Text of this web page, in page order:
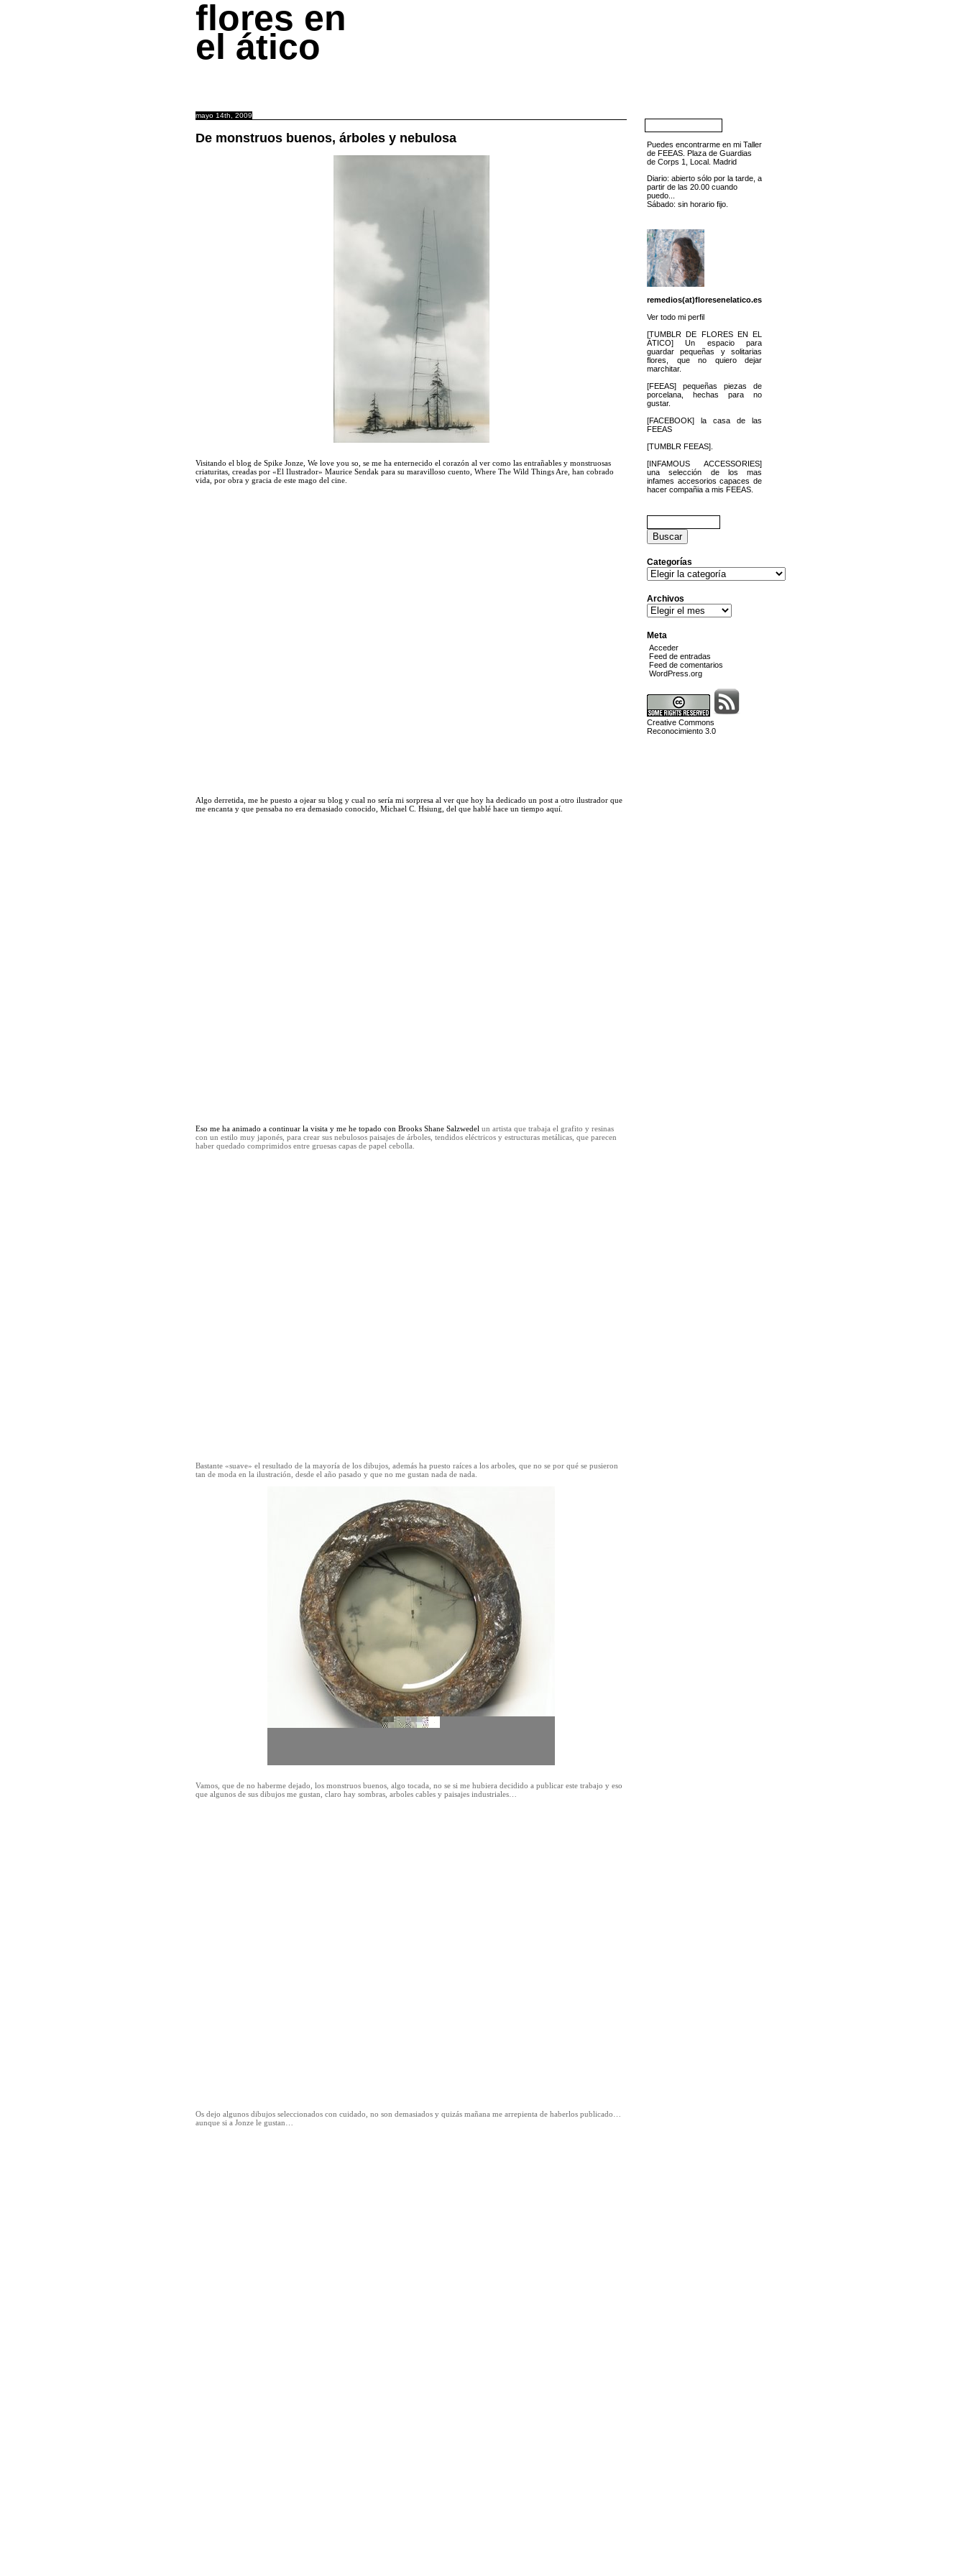
flores en
el ático
mayo 14th, 2009
De monstruos buenos, árboles y nebulosa
Visitando el blog de Spike Jonze We love you so , se me ha enternecido el corazón al ver como las entrañables y monstruosas
criaturitas, creadas por «El Ilustrador» Maurice Sendak para su maravilloso cuento, Where The Wild Things Are , han cobrado
vida, por obra y gracia de este mago del cine.
Algo derretida, me he puesto a ojear su blog y cual no sería mi sorpresa al ver que hoy ha dedicado un post a otro ilustrador que
me encanta y que pensaba no era demasiado conocido, Michael C. Hsiung, del que hablé hace un tiempo aquí
Eso me ha animado a continuar la visita y me he topado con Brooks Shane Salzwedel un artista que trabaja el grafito y resinas
con un estilo muy japonés, para crear sus nebulosos paisajes de árboles, tendidos eléctricos y estructuras metálicas, que parecen
haber quedado comprimidos entre gruesas capas de papel cebolla.
Bastante «suave» el resultado de la mayoría de los dibujos, además ha puesto raíces a los arboles, que no se por qué se pusieron
tan de moda en la ilustración, desde el año pasado y que no me gustan nada de nada.
Vamos, que de no haberme dejado, los monstruos buenos, algo tocada, no se si me hubiera decidido a publicar este trabajo y eso
que algunos de sus dibujos me gustan, claro hay sombras, arboles cables y paisajes industriales…
Os dejo algunos dibujos seleccionados con cuidado, no son demasiados y quizás mañana me arrepienta de haberlos publicado…
aunque si a Jonze le gustan…
Puedes encontrarme en mi Taller
de FEEAS. Plaza de Guardias
de Corps 1, Local. Madrid
Diario: abierto sólo por la tarde, a
partir de las 20.00 cuando
puedo...
Sábado: sin horario fijo.
remedios(at)floresenelatico.es
Ver todo mi perfil
[TUMBLR DE FLORES EN EL
ÁTICO] Un espacio para
guardar pequeñas y solitarias
flores, que no quiero dejar
marchitar.
[FEEAS] pequeñas piezas de
porcelana, hechas para no
gustar.
[FACEBOOK] la casa de las
FEEAS
[TUMBLR FEEAS].
[INFAMOUS ACCESSORIES]
una selección de los mas
infames accesorios capaces de
hacer compañia a mis FEEAS.
Buscar:
Categorías
Categorías
Archivos
Archivos
Meta
Acceder
Feed de entradas
Feed de comentarios
WordPress.org
Creative Commons
Reconocimiento 3.0